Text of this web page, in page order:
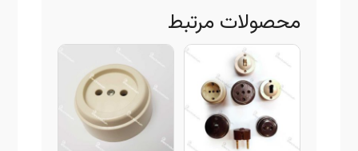
محصولات مرتبط